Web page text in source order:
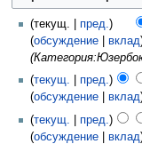
текущ. пред.
обсуждение
вклад
текущ.
пред.
обсуждение
вклад
текущ.
пред.
обсуждение
вклад